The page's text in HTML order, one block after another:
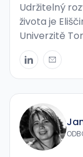
Udržitelný
života je
Univerzitě